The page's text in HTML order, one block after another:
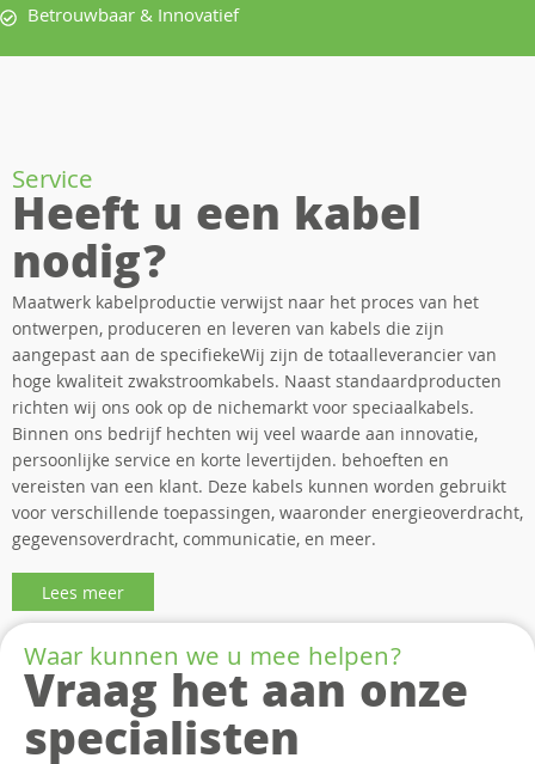
Betrouwbaar & Innovatief
Service
Heeft u een kabel
nodig?
Maatwerk kabelproductie verwijst naar het proces van het
ontwerpen, produceren en leveren van kabels die zijn
aangepast aan de specifiekeWij zijn de totaalleverancier van
hoge kwaliteit zwakstroomkabels. Naast standaardproducten
richten wij ons ook op de nichemarkt voor speciaalkabels.
Binnen ons bedrijf hechten wij veel waarde aan innovatie,
persoonlijke service en korte levertijden. behoeften en
vereisten van een klant. Deze kabels kunnen worden gebruikt
voor verschillende toepassingen, waaronder energieoverdracht,
gegevensoverdracht, communicatie, en meer.
Lees meer
Waar kunnen we u mee helpen?
Vraag het aan onze
specialisten